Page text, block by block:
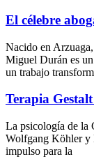
El célebre
Nacido en
Miguel Durán es
un trabajo
Terapia
La psicología de la
Wolfgang Köhler y
impulso para la